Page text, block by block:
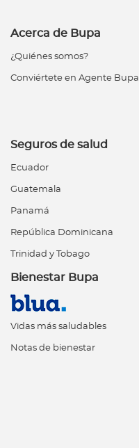
Acerca de Bupa
¿Quiénes somos?
Conviértete en Agente Bupa
Seguros de salud
Ecuador
Guatemala
Panamá
República Dominicana
Trinidad y Tobago
Bienestar Bupa
Vidas más saludables
Notas de bienestar